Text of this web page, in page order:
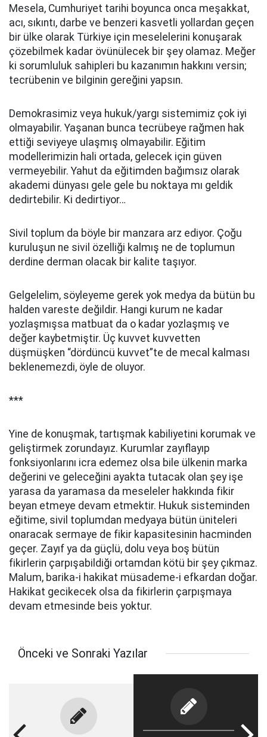
Mesela, Cumhuriyet tarihi boyunca onca meşakkat,
acı, sıkıntı, darbe ve benzeri kasvetli yollardan geçen
bir ülke olarak Türkiye için meselelerini konuşarak
çözebilmek kadar övünülecek bir şey olamaz. Meğer
ki sorumluluk sahipleri bu kazanımın hakkını versin;
tecrübenin ve bilginin gereğini yapsın.
Demokrasimiz veya hukuk/yargı sistemimiz çok iyi
olmayabilir. Yaşanan bunca tecrübeye rağmen hak
ettiği seviyeye ulaşmış olmayabilir. Eğitim
modellerimizin hali ortada, gelecek için güven
vermeyebilir. Yahut da eğitimden bağımsız olarak
akademi dünyası gele gele bu noktaya mı geldik
dedirtebilir. Ki dedirtiyor…
Sivil toplum da böyle bir manzara arz ediyor. Çoğu
kuruluşun ne sivil özelliği kalmış ne de toplumun
derdine derman olacak bir kalite taşıyor.
Gelgelelim, söyleyeme gerek yok medya da bütün bu
halden vareste değildir. Hangi kurum ne kadar
yozlaşmışsa matbuat da o kadar yozlaşmış ve
değer kaybetmiştir. Üç kuvvet kuvvetten
düşmüşken “dördüncü kuvvet”te de mecal kalması
beklenemezdi, öyle de oluyor.
***
Yine de konuşmak, tartışmak kabiliyetini korumak ve
geliştirmek zorundayız. Kurumlar zayıflayıp
fonksiyonlarını icra edemez olsa bile ülkenin marka
değerini ve geleceğini ayakta tutacak olan şey işe
yarasa da yaramasa da meseleler hakkında fikir
beyan etmeye devam etmektir. Hukuk sisteminden
eğitime, sivil toplumdan medyaya bütün üniteleri
onaracak sermaye de fikir kapasitesinin hacminden
geçer. Zayıf ya da güçlü, dolu veya boş bütün
fikirlerin çarpışabildiği ortamdan kötü bir şey çıkmaz.
Malum, barika-i hakikat müsademe-i efkardan doğar.
Hakikat gecikecek olsa da fikirlerin çarpışmaya
devam etmesinde beis yoktur.
Önceki ve Sonraki Yazılar